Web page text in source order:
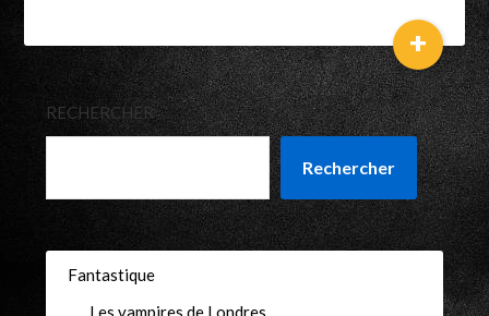
+
RECHERCHER
Rechercher
Fantastique
Les vampires de Londres